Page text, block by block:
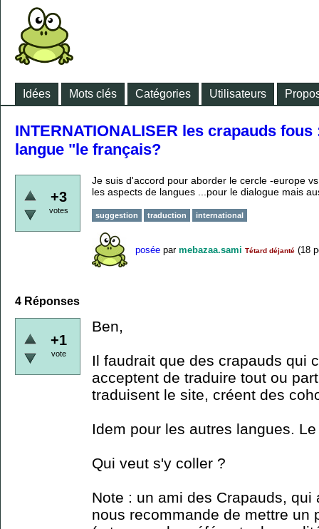
Idées Mots clés Catégories Utilisateurs
INTERNATIONALISER les crapauds
langue "le français?
+3
votes
Je suis d'accord pour aborder le cercle -europe
les aspects de langues ...pour le dialogue mais
suggestion traduction international
posée par mebazaa.sami Tétard déjanté (18
4 Réponses
+1
vote
Ben,
Il faudrait que des crapauds qui
acceptent de traduire tout ou
traduisent le site, créent des
Idem pour les autres langues.
Qui veut s'y coller ?
Note : un ami des Crapauds,
nous recommande de mettre un